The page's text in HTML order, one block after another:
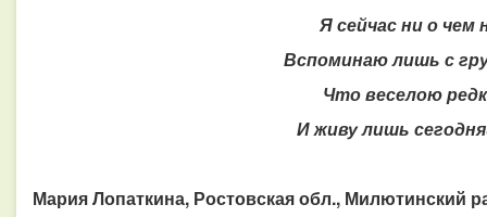
Я сейчас ни о чем
Вспоминаю лишь с
Что веселою
И живу лишь
Мария Лопаткина, Ростовская обл., Милютинский